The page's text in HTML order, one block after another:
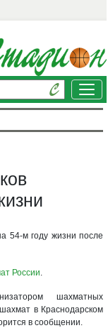
54-м году жизни после
России.
шахматных
в Краснодарском
в сообщении.